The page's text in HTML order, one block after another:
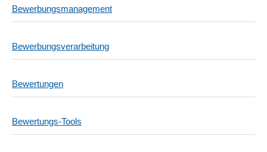
Bewerbungsmanagement
Bewerbungsverarbeitung
Bewertungen
Bewertungs-Tools